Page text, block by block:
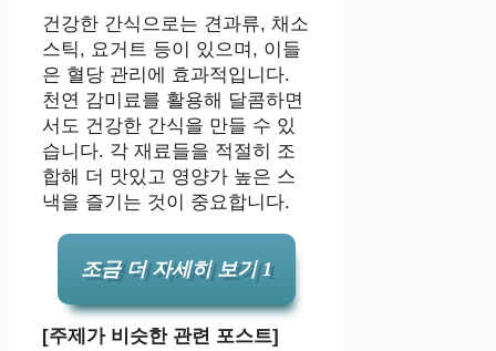
건강한 간식으로는 견과류, 채소
스틱, 요거트 등이 있으며, 이들
은 혈당 관리에 효과적입니다.
천연 감미료를 활용해 달콤하면
서도 건강한 간식을 만들 수 있
습니다. 각 재료들을 적절히 조
합해 더 맛있고 영양가 높은 스
낵을 즐기는 것이 중요합니다.
조금 더 자세히 보기 1
[주제가 비슷한 관련 포스트]